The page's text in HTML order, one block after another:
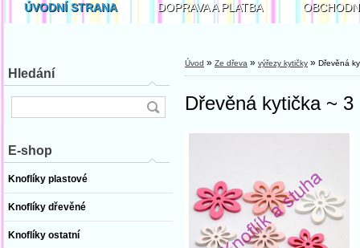
ÚVODNÍ STRANA DOPRAVA A PLATBA
Hledání
E-shop
Knoflíky plastové
Knoflíky dřevěné
Knoflíky ostatní
Úvod » Ze dřeva » výřezy kytičky » Dřevěná
Dřevěná kytička ~